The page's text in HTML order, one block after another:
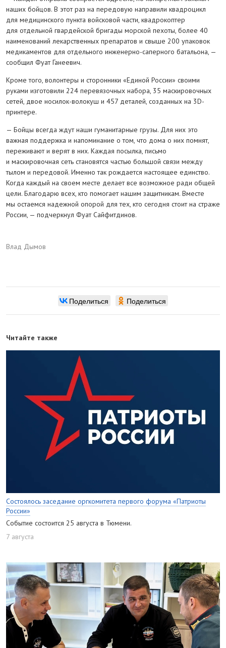
наших бойцов. В этот раз на передовую направили квадроцикл
для медицинского пункта войсковой части, квадрокоптер
для отдельной гвардейской бригады морской пехоты, более 40
наименований лекарственных препаратов и свыше 200 упаковок
медикаментов для отдельного инженерно-саперного батальона, —
сообщил Фуат Ганеевич.
Кроме того, волонтеры и сторонники «Единой России» своими
руками изготовили 224 перевязочных набора, 35 маскировочных
сетей, двое носилок-волокуш и 457 деталей, созданных на 3D-
принтере.
— Бойцы всегда ждут наши гуманитарные грузы. Для них это
важная поддержка и напоминание о том, что дома о них помнят,
переживают и верят в них. Каждая посылка, письмо
и маскировочная сеть становятся частью большой связи между
тылом и передовой. Именно так рождается настоящее единство.
Когда каждый на своем месте делает все возможное ради общей
цели. Благодарю всех, кто помогает нашим защитникам. Вместе
мы остаемся надежной опорой для тех, кто сегодня стоит на страже
России, — подчеркнул Фуат Сайфитдинов.
Влад Дымов
Поделиться Поделиться
Читайте также
Состоялось заседание оргкомитета первого форума «Патриоты
России»
Событие состоится 25 августа в Тюмени.
7 августа